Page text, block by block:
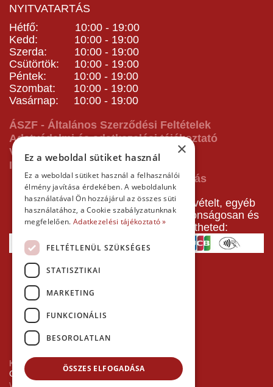
NYITVATARTÁS
Hétfő: 10:00 - 19:00
Kedd: 10:00 - 19:00
Szerda: 10:00 - 19:00
Csütörtök: 10:00 - 19:00
Péntek: 10:00 - 19:00
Szombat: 10:00 - 19:00
Vasárnap: 10:00 - 19:00
ÁSZF - Általános Szerződési Feltételek
Adatvédelmi és adatkezelési tájékoztató
Vásárlás előtti tájékoztató
Impresszum
A pályafoglalást, gokartverseny részvételt, egyéb
termékeinket, szolgáltatásainkat biztonságosan és
gyorsan bankkártyával is kifizetheted:
Kezdőlap
Copyright © 2026 Minden jog fenntartva!
×
Ez a weboldal sütiket használ
Ez a weboldal sütiket használ a felhasználói
élmény javítása érdekében. A weboldalunk
használatával Ön hozzájárul az összes süti
használatához, a Cookie szabályzatunknak
megfelelően. Adatkezelési tájékoztató »
FELTÉTLENÜL SZÜKSÉGES
STATISZTIKAI
MARKETING
FUNKCIONÁLIS
BESOROLATLAN
ÖSSZES ELFOGADÁSA